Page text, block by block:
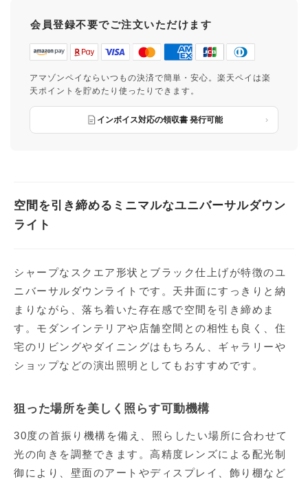
会員登録不要でご注文いただけます
アマゾンペイならいつもの決済で簡単・安心。楽天ペイは楽
天ポイントを貯めたり使ったりできます。
インボイス対応の領収書 発行可能
空間を引き締めるミニマルなユニバーサルダウン
ライト
シャープなスクエア形状とブラック仕上げが特徴のユ
ニバーサルダウンライトです。天井面にすっきりと納
まりながら、落ち着いた存在感で空間を引き締めま
す。モダンインテリアや店舗空間との相性も良く、住
宅のリビングやダイニングはもちろん、ギャラリーや
ショップなどの演出照明としてもおすすめです。
狙った場所を美しく照らす可動機構
30度の首振り機構を備え、照らしたい場所に合わせて
光の向きを調整できます。高精度レンズによる配光制
御により、壁面のアートやディスプレイ、飾り棚など